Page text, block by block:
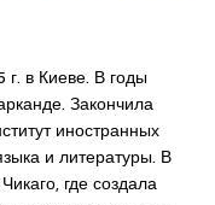
г. в Киеве. В годы
Закончила
иностранных
и литературы. В
где создала